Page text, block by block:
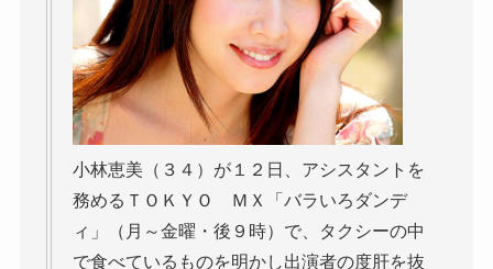
小林恵美（３４）が１２日、アシスタントを
務めるＴＯＫＹＯ ＭＸ「バラいろダンデ
ィ」（月～金曜・後９時）で、タクシーの中
で食べているものを明かし出演者の度肝を抜